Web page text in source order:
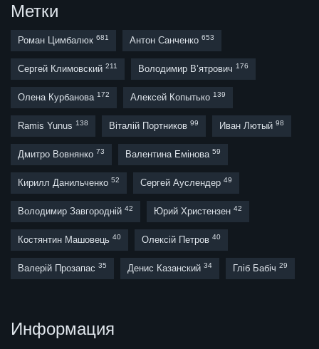
Метки
Роман Цимбалюк 681 Антон Санченко 653
Сергей Климовский 211 Володимир В’ятрович 176
Олена Курбанова 172 Алексей Копытько 139
Ramis Yunus 138 Віталій Портников 99 Иван Лютый 98
Дмитро Вовнянко 73 Валентина Емінова 59
Кирилл Данильченко 52 Сергей Ауслендер 49
Володимир Завгородній 42 Юрий Христензен 42
Костянтин Машовець 40 Олексій Петров 40
Валерій Прозапас 35 Денис Казанский 34 Гліб Бабіч 29
Информация